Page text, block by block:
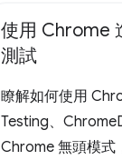
使用 Chrome
測試
瞭解如何使用
Testing、
Chrome 無頭模式